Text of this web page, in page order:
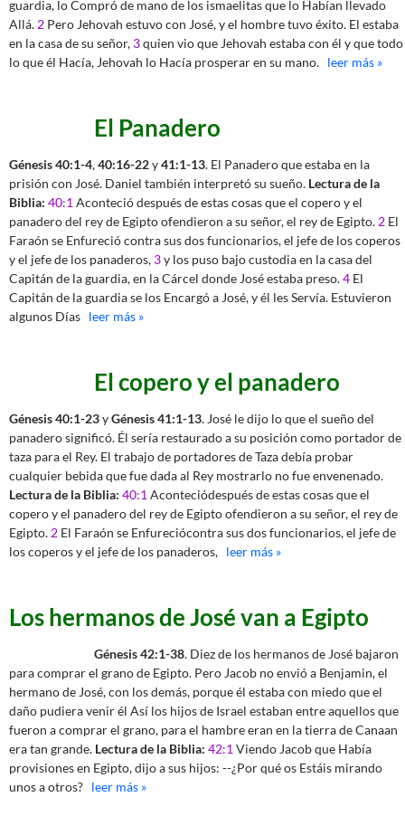
guardia, lo Compró de mano de los ismaelitas que lo Habían llevado
Allá. 2 Pero Jehovah estuvo con José, y el hombre tuvo éxito. El estaba
en la casa de su señor, 3quien vio que Jehovah estaba con él y que todo
lo que él Hacía, Jehovah lo Hacía prosperar en su mano. leer más »
El Panadero
Génesis 40:1-4,40:16-22y41:1-13. El Panadero que estaba en la
prisión con José. Daniel también interpretó su sueño. Lectura de la
Biblia: 40:1 Aconteció después de estas cosas que el copero y el
panadero del rey de Egipto ofendieron a su señor, el rey de Egipto. 2 El
Faraón se Enfureció contra sus dos funcionarios, el jefe de los coperos
y el jefe de los panaderos, 3y los puso bajo custodia en la casa del
Capitán de la guardia, en la Cárcel donde José estaba preso.4 El
Capitán de la guardia se los Encargó a José, y él les Servía. Estuvieron
algunos Días leer más »
El copero y el panadero
Génesis 40:1-23yGénesis 41:1-13. José le dijo lo que el sueño del
panadero significó. Él sería restaurado a su posición como portador de
taza para el Rey. El trabajo de portadores de Taza debía probar
cualquier bebida que fue dada al Rey mostrarlo no fue envenenado.
Lectura de la Biblia: 40:1 Aconteciódespués de estas cosas que el
copero y el panadero del rey de Egipto ofendieron a su señor, el rey de
Egipto. 2 El Faraón se Enfureciócontra sus dos funcionarios, el jefe de
los coperos y el jefe de los panaderos, leer más »
Los hermanos de José van a Egipto
Génesis 42:1-38. Diez de los hermanos de José bajaron
para comprar el grano de Egipto. Pero Jacob no envió a Benjamin, el
hermano de José, con los demás, porque él estaba con miedo que el
daño pudiera venir él Así los hijos de Israel estaban entre aquellos que
fueron a comprar el grano, para el hambre eran en la tierra de Canaan
era tan grande. Lectura de la Biblia: 42:1 Viendo Jacob que Había
provisiones en Egipto, dijo a sus hijos: --¿Por qué os Estáis mirando
unos a otros? leer más »